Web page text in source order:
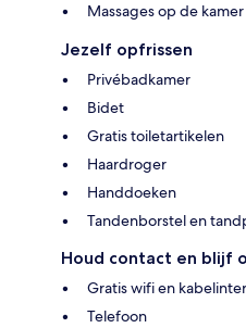
Massages op de kamer
Jezelf opfrissen
Privébadkamer
Bidet
Gratis toiletartikelen
Haardroger
Handdoeken
Tandenborstel en
Houd contact en blijf
Gratis wifi en
Telefoon